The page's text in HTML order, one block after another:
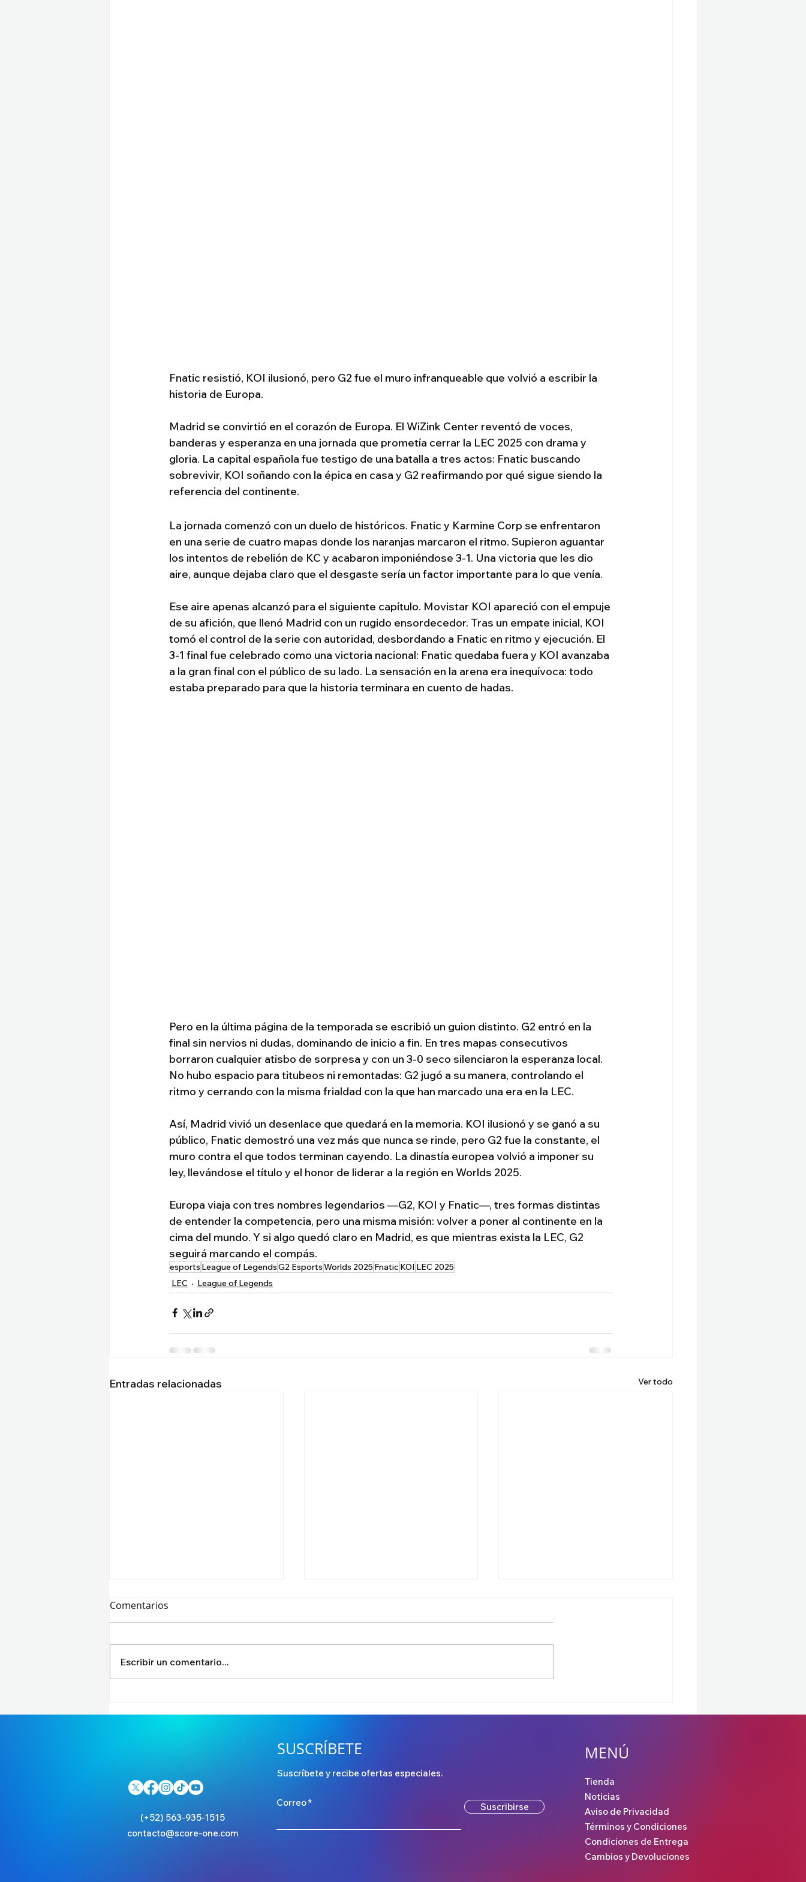
Fnatic resistió, KOI ilusionó, pero G2 fue el muro infranqueable que volvió a escribir la
historia de Europa.
Madrid se convirtió en el corazón de Europa. El WiZink Center reventó de voces,
banderas y esperanza en una jornada que prometía cerrar la LEC 2025 con drama y
gloria. La capital española fue testigo de una batalla a tres actos: Fnatic buscando
sobrevivir, KOI soñando con la épica en casa y G2 reafirmando por qué sigue siendo la
referencia del continente.
La jornada comenzó con un duelo de históricos. Fnatic y Karmine Corp se enfrentaron
en una serie de cuatro mapas donde los naranjas marcaron el ritmo. Supieron aguantar
los intentos de rebelión de KC y acabaron imponiéndose 3-1. Una victoria que les dio
aire, aunque dejaba claro que el desgaste sería un factor importante para lo que venía.
Ese aire apenas alcanzó para el siguiente capítulo. Movistar KOI apareció con el empuje
de su afición, que llenó Madrid con un rugido ensordecedor. Tras un empate inicial, KOI
tomó el control de la serie con autoridad, desbordando a Fnatic en ritmo y ejecución. El
3-1 final fue celebrado como una victoria nacional: Fnatic quedaba fuera y KOI avanzaba
a la gran final con el público de su lado. La sensación en la arena era inequívoca: todo
estaba preparado para que la historia terminara en cuento de hadas.
Pero en la última página de la temporada se escribió un guion distinto. G2 entró en la
final sin nervios ni dudas, dominando de inicio a fin. En tres mapas consecutivos
borraron cualquier atisbo de sorpresa y con un 3-0 seco silenciaron la esperanza local.
No hubo espacio para titubeos ni remontadas: G2 jugó a su manera, controlando el
ritmo y cerrando con la misma frialdad con la que han marcado una era en la LEC.
Así, Madrid vivió un desenlace que quedará en la memoria. KOI ilusionó y se ganó a su
público, Fnatic demostró una vez más que nunca se rinde, pero G2 fue la constante, el
muro contra el que todos terminan cayendo. La dinastía europea volvió a imponer su
ley, llevándose el título y el honor de liderar a la región en Worlds 2025.
Europa viaja con tres nombres legendarios —G2, KOI y Fnatic—, tres formas distintas
de entender la competencia, pero una misma misión: volver a poner al continente en la
cima del mundo. Y si algo quedó claro en Madrid, es que mientras exista la LEC, G2
seguirá marcando el compás.
esports League of LegendsG2 EsportsWorlds 2025Fnatic KOI LEC 2025
LEC
League of Legends
Entradas relacionadas Ver todo
el Mundial y todo arranca
Karmine Corp se juegan la
está en el trono
y RED Kalunga se baten por
Comentarios
Escribir un comentario...
(+52) 563-935-1515
contacto@score-one.com
SUSCRÍBETE
Suscríbete y recibe ofertas especiales.
Correo Suscribirse
MENÚ
Tienda
Noticias
Aviso de Privacidad
Términos y Condiciones
Condiciones de Entrega
Cambios y Devoluciones